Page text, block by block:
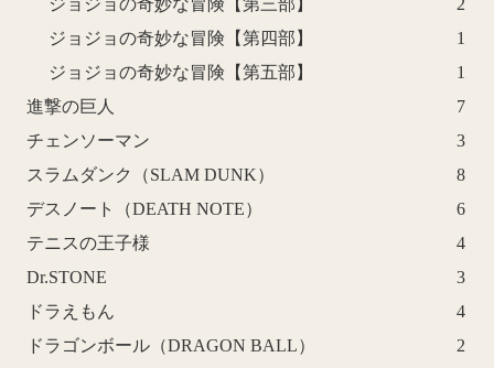
ジョジョの奇妙な冒険【第四部】
1
ジョジョの奇妙な冒険【第五部】
1
進撃の巨人
7
チェンソーマン
3
スラムダンク（SLAM DUNK）
8
デスノート（DEATH NOTE）
6
テニスの王子様
4
Dr.STONE
3
ドラえもん
4
ドラゴンボール（DRAGON BALL）
2